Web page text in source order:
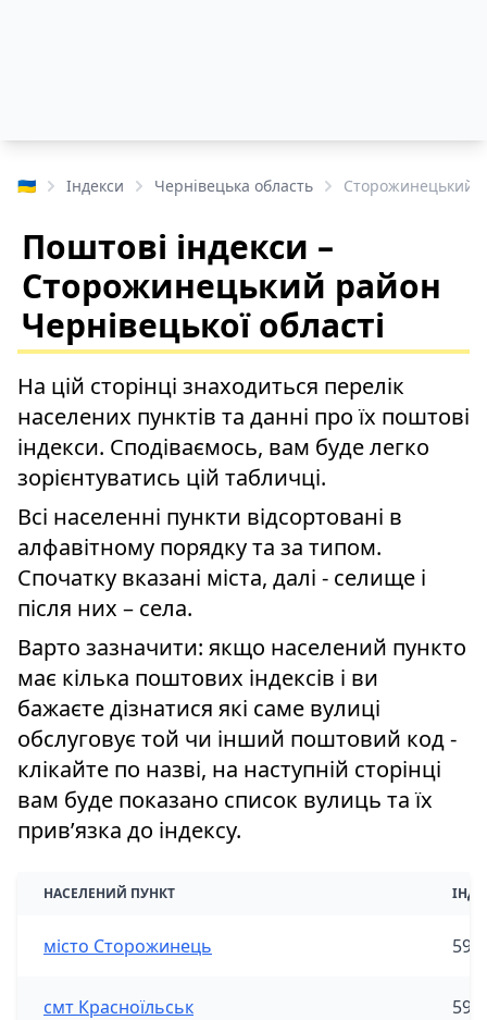
🇺🇦 Індекси Чернівецька область Сторожинецький
Поштові індекси –
Сторожинецький район
Чернівецької області
На цій сторінці знаходиться перелік
населених пунктів та данні про їх поштові
індекси. Сподіваємось, вам буде легко
зорієнтуватись цій табличці.
Всі населенні пункти відсортовані в
алфавітному порядку та за типом.
Спочатку вказані міста, далі - селище і
після них – села.
Варто зазначити: якщо населений пункто
має кілька поштових індексів і ви
бажаєте дізнатися які саме вулиці
обслуговує той чи інший поштовий код -
клікайте по назві, на наступній сторінці
вам буде показано список вулиць та їх
привʼязка до індексу.
НАСЕЛЕНИЙ ПУНКТ
місто Сторожинець
смт Красноїльськ